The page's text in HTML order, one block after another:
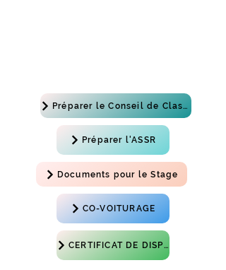
Préparer le Conseil de Classe
Préparer l'ASSR
Documents pour le Stage
CO-VOITURAGE
CERTIFICAT DE DISPENSE [sport]